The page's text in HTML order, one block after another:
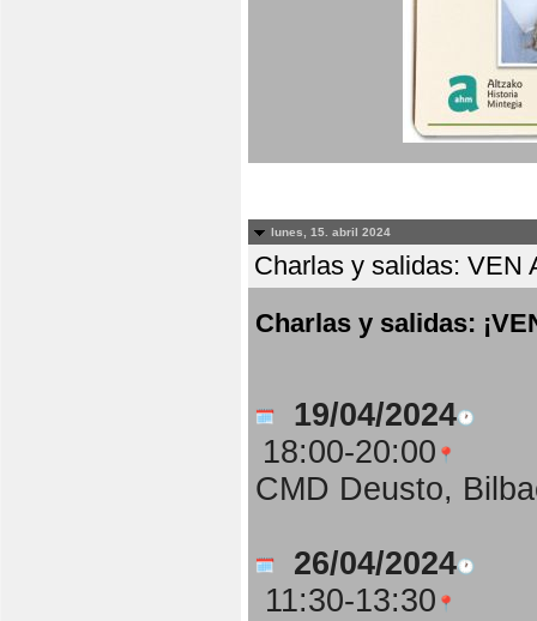
lunes, 15. abril 2024
Charlas y salidas: VEN
Charlas y salidas:
19/04/2024
18:00-20:00
CMD Deusto,
26/04/2024
11:30-13:30